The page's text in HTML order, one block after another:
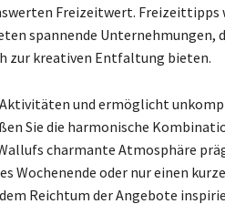
Freizeitwert. Freizeittipps
spannende Unternehmungen,
zur kreativen Entfaltung bieten.
und ermöglicht
Sie die harmonische
charmante Atmosphäre
Wochenende oder nur einen
Reichtum der Angebote